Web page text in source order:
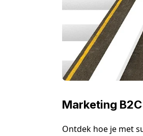
Marketing
Ontdek hoe je met